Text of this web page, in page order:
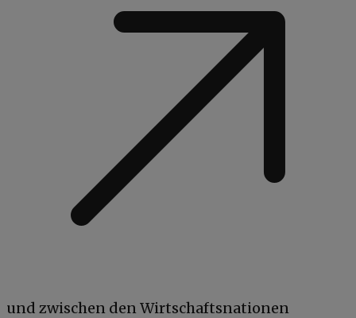
und zwischen den Wirtschaftsnationen